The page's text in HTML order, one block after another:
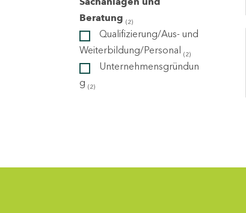
Beratung (2)
Qualifizierung/Aus- und
Weiterbildung/Personal (2)
Unternehmensgründun
g (2)